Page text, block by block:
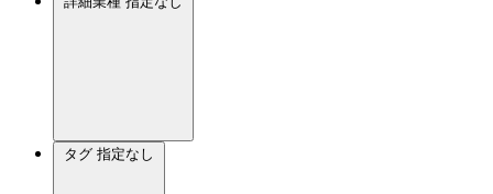
タグ 指定なし